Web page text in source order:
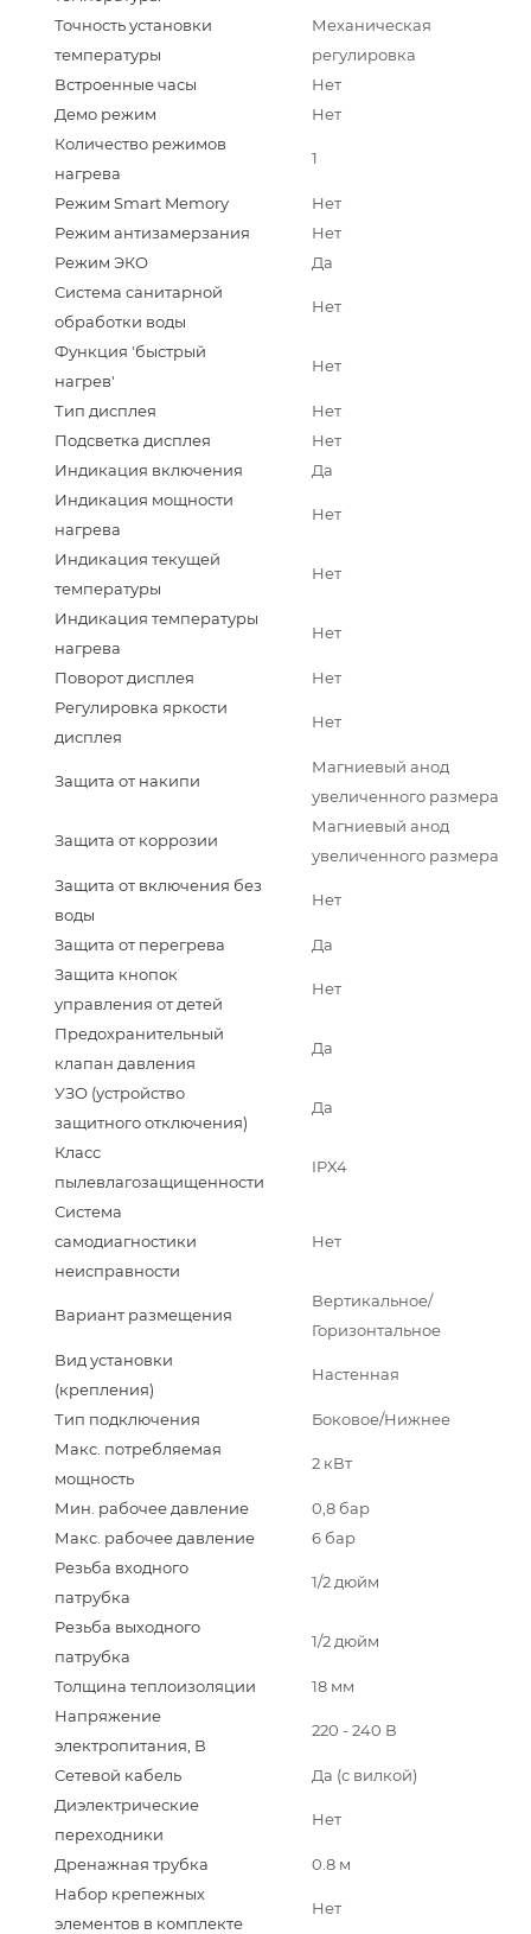
Точность установки
температуры
Механическая
регулировка
Встроенные часы
Нет
Демо режим
Нет
Количество режимов
нагрева
1
Режим Smart Memory
Нет
Режим антизамерзания
Нет
Режим ЭКО
Да
Система санитарной
обработки воды
Нет
Функция 'быстрый
нагрев'
Нет
Тип дисплея
Нет
Подсветка дисплея
Нет
Индикация включения
Да
Индикация мощности
нагрева
Нет
Индикация текущей
температуры
Нет
Индикация температуры
нагрева
Нет
Поворот дисплея
Нет
Регулировка яркости
дисплея
Нет
Защита от накипи
Магниевый анод
увеличенного размера
Защита от коррозии
Магниевый анод
увеличенного размера
Защита от включения без
воды
Нет
Защита от перегрева
Да
Защита кнопок
управления от детей
Нет
Предохранительный
клапан давления
Да
УЗО (устройство
защитного отключения)
Да
Класс
пылевлагозащищенности
IPX4
Система
самодиагностики
неисправности
Нет
Вариант размещения
Вертикальное/
Горизонтальное
Вид установки
(крепления)
Настенная
Тип подключения
Боковое/Нижнее
Макс. потребляемая
мощность
2 кВт
Мин. рабочее давление
0,8 бар
Макс. рабочее давление
6 бар
Резьба входного
патрубка
1/2 дюйм
Резьба выходного
патрубка
1/2 дюйм
Толщина теплоизоляции
18 мм
Напряжение
электропитания, В
220 - 240 В
Сетевой кабель
Да (с вилкой)
Диэлектрические
переходники
Нет
Дренажная трубка
0.8 м
Набор крепежных
элементов в комплекте
Нет